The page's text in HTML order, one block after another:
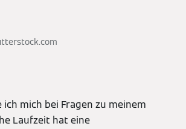
ich mich bei Fragen zu meinem
Laufzeit hat eine